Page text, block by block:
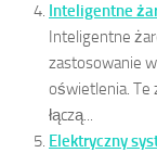
Inteligentne
Inteligentne
zastosowanie
oświetlenia. Te
łączą...
Elektryczny